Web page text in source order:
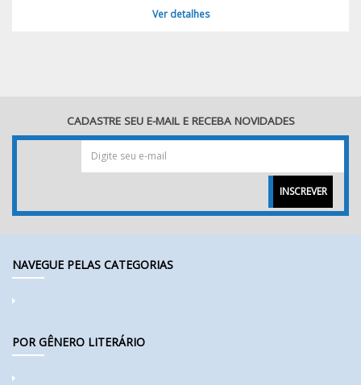
Ver detalhes
CADASTRE SEU E-MAIL E RECEBA NOVIDADES
INSCREVER
NAVEGUE PELAS CATEGORIAS
POR GÊNERO LITERÁRIO